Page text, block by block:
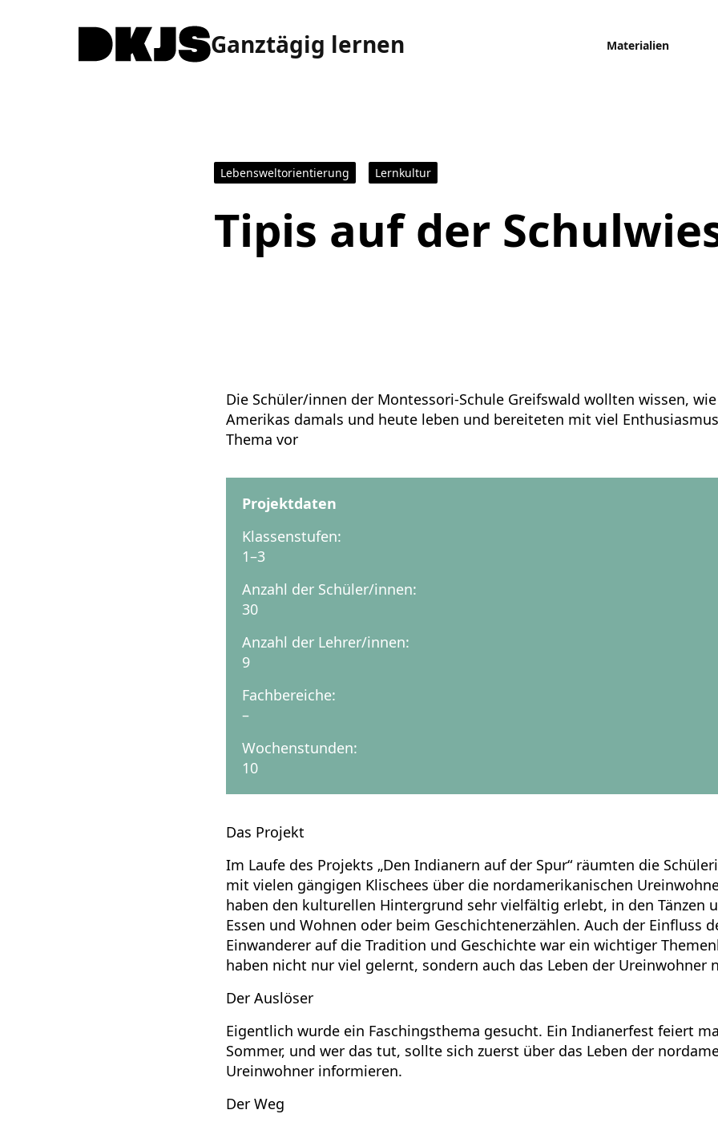
Ganztägig lernen Materialien
Lebensweltorientierung Lernkultur
Tipis auf der
Die Schüler/innen der Montessori-Schule Greifswald wollten wissen,
Amerikas damals und heute leben und bereiteten mit viel
Thema vor
Projektdaten
Klassenstufen:
1–3
Anzahl der Schüler/innen:
30
Anzahl der Lehrer/innen:
9
Fachbereiche:
–
Wochenstunden:
10
Das Projekt
Im Laufe des Projekts „Den Indianern auf der Spur“ räumten die
mit vielen gängigen Klischees über die nordamerikanischen
haben den kulturellen Hintergrund sehr vielfältig erlebt, in den Tänzen
Essen und Wohnen oder beim Geschichtenerzählen. Auch der Einfluss
Einwanderer auf die Tradition und Geschichte war ein wichtiger
haben nicht nur viel gelernt, sondern auch das Leben der Ureinwohner
Der Auslöser
Eigentlich wurde ein Faschingsthema gesucht. Ein Indianerfest feiert
Sommer, und wer das tut, sollte sich zuerst über das Leben der
Ureinwohner informieren.
Der Weg